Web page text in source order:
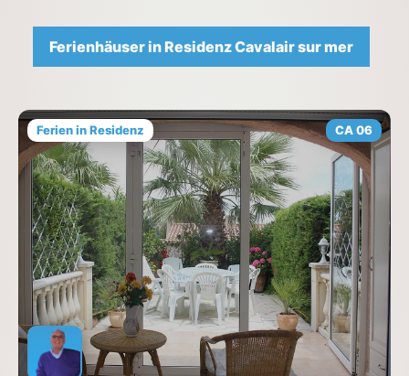
Ferienhäuser in Residenz Cavalair sur mer
Ferien in Residenz CA 06